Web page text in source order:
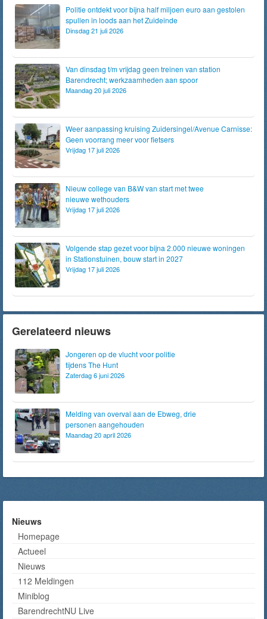
Politie ontdekt voor bijna half miljoen euro aan gestolen
spullen in loods aan het Zuideinde
Dinsdag 21 juli 2026
Van dinsdag t/m vrijdag geen treinen van station
Barendrecht; werkzaamheden aan spoor
Maandag 20 juli 2026
Weer aanpassing kruising Zuidersingel/Avenue Carnisse:
Geen voorrang meer voor fietsers
Vrijdag 17 juli 2026
Nieuw college van B&W van start met twee
nieuwe wethouders
Vrijdag 17 juli 2026
Volgende stap gezet voor bijna 2.000 nieuwe woningen
in Stationstuinen, bouw start in 2027
Vrijdag 17 juli 2026
Gerelateerd nieuws
Jongeren op de vlucht voor politie
tijdens The Hunt
Zaterdag 6 juni 2026
Melding van overval aan de Ebweg, drie
personen aangehouden
Maandag 20 april 2026
Nieuws
Homepage
Actueel
Nieuws
112 Meldingen
Miniblog
BarendrechtNU Live